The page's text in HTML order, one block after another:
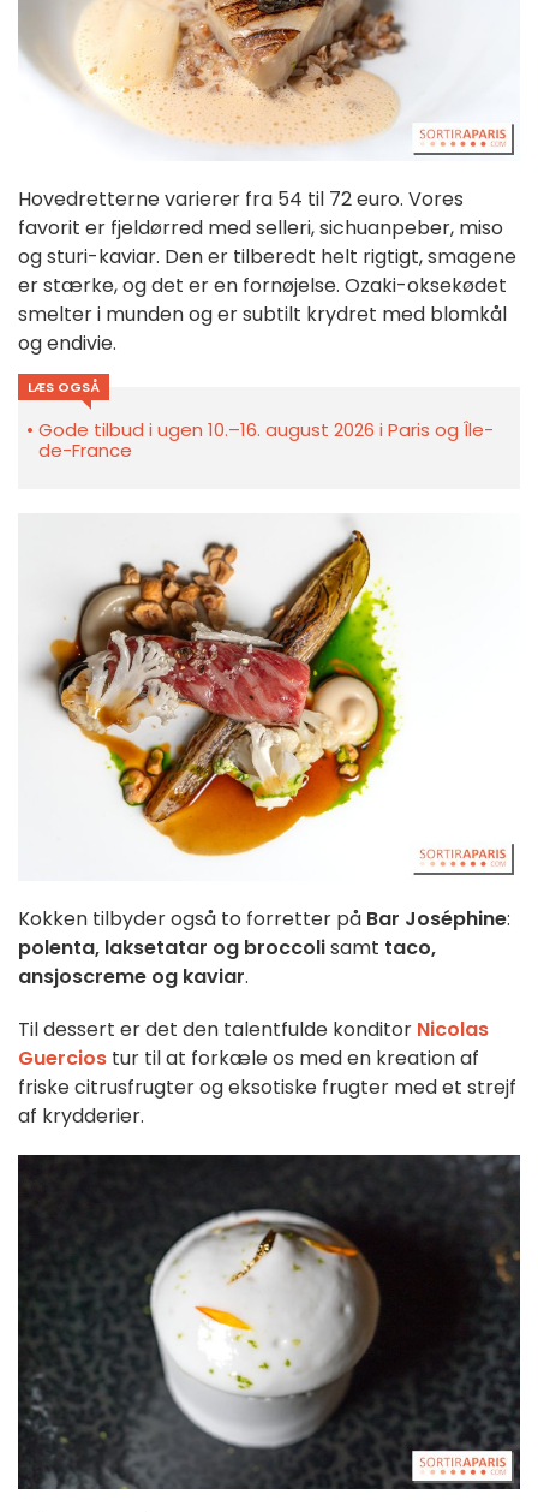
Hovedretterne varierer fra 54 til 72 euro. Vores
favorit er fjeldørred med selleri, sichuanpeber, miso
og sturi-kaviar. Den er tilberedt helt rigtigt, smagene
er stærke, og det er en fornøjelse. Ozaki-oksekødet
smelter i munden og er subtilt krydret med blomkål
og endivie.
LÆS OGSÅ
Gode tilbud i ugen 10.–16. august 2026 i Paris og Île-
de-France
Kokken tilbyder også to forretter på Bar Joséphine:
polenta, laksetatar og broccolisamt taco,
ansjoscreme og kaviar.
Til dessert er det den talentfulde konditor Nicolas
Guercios tur til at forkæle os med en kreation af
friske citrusfrugter og eksotiske frugter med et strejf
af krydderier.